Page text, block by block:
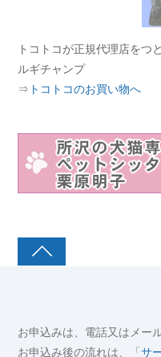
トコトコが正規代理店を
ルギチャンプ
⇒ トコトコのお買い物へ
お申込みは、電話又はメー
お申込み後の流れは、「サ